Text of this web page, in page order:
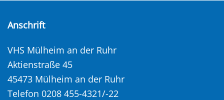
Anschrift
VHS Mülheim an der Ruhr
Aktienstraße 45
45473 Mülheim an der Ruhr
Telefon 0208 455-4321/-22